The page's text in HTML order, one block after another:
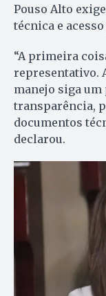
Pouso Alto
técnica e
“A primeira
representativo.
manejo siga
transparência,
documentos
declarou.